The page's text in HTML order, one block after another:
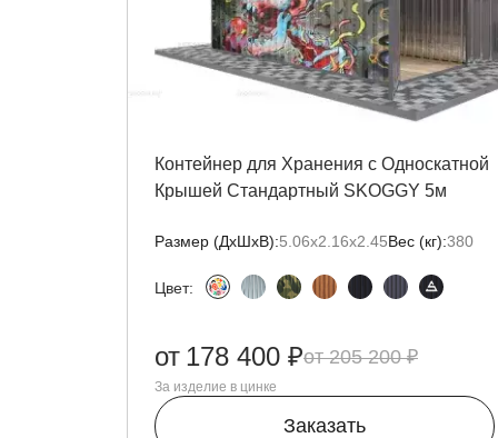
Контейнер для Хранения с Односкатной
Крышей Стандартный SKOGGY 5м
Размер (ДxШxВ):5.06х2.16х2.45Вес (кг):380
Цвет:
205 200 ₽
от 178 400 ₽
За изделие в цинке
Заказать